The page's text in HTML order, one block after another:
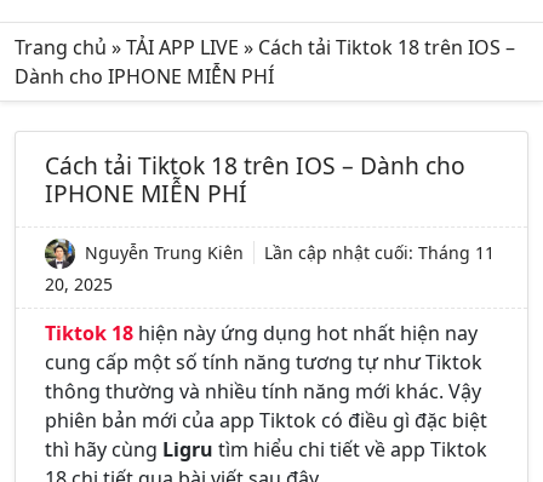
Trang chủ »TẢI APP LIVE » Cách tải Tiktok 18 trên IOS –
Dành cho IPHONE MIỄN PHÍ
Cách tải Tiktok 18 trên IOS – Dành cho
IPHONE MIỄN PHÍ
Nguyễn Trung Kiên Lần cập nhật cuối: Tháng 11
20, 2025
Tiktok 18 hiện này ứng dụng hot nhất hiện nay
cung cấp một số tính năng tương tự như Tiktok
thông thường và nhiều tính năng mới khác. Vậy
phiên bản mới của app Tiktok có điều gì đặc biệt
thì hãy cùng Ligru tìm hiểu chi tiết về app Tiktok